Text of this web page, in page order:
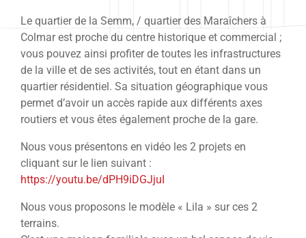
Le quartier de la Semm, / quartier des Maraîchers à
Colmar est proche du centre historique et commercial ;
vous pouvez ainsi profiter de toutes les infrastructures
de la ville et de ses activités, tout en étant dans un
quartier résidentiel. Sa situation géographique vous
permet d’avoir un accès rapide aux différents axes
routiers et vous êtes également proche de la gare.
Nous vous présentons en vidéo les 2 projets en
cliquant sur le lien suivant :
https://youtu.be/dPH9iDGJjuI
Nous vous proposons le modèle « Lila » sur ces 2
terrains.